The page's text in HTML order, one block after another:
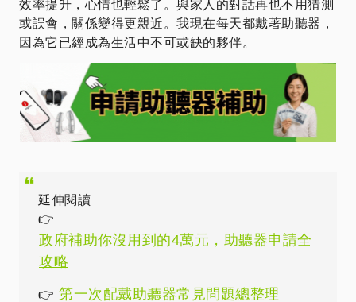
效率提升，心情也輕鬆了。與家人的對話再也不用猜測
或誤會，關係變得更親近。我現在每天都戴著助聽器，
因為它已經成為生活中不可或缺的夥伴。
延伸閱讀
👉
政府補助你沒用到的4萬元，助聽器申請全
攻略
👉 第一次配戴助聽器常見問題總整理